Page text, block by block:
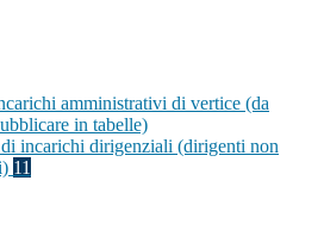
amministrativi di vertice (da
in tabelle)
incarichi dirigenziali (dirigenti non
11